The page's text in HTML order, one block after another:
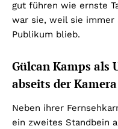
gut führen wie ernste
war sie, weil sie immer
Publikum blieb.
Gülcan Kamps als
abseits der Kamera
Neben ihrer
ein zweites Standbein